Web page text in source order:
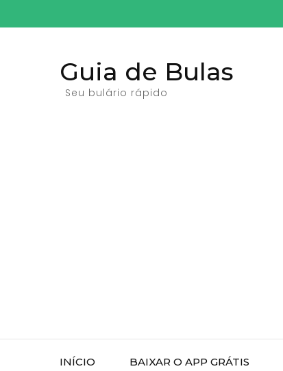
para
Guia de Bulas
Seu bulário rápido
INÍCIO BAIXAR O APP GRÁTIS